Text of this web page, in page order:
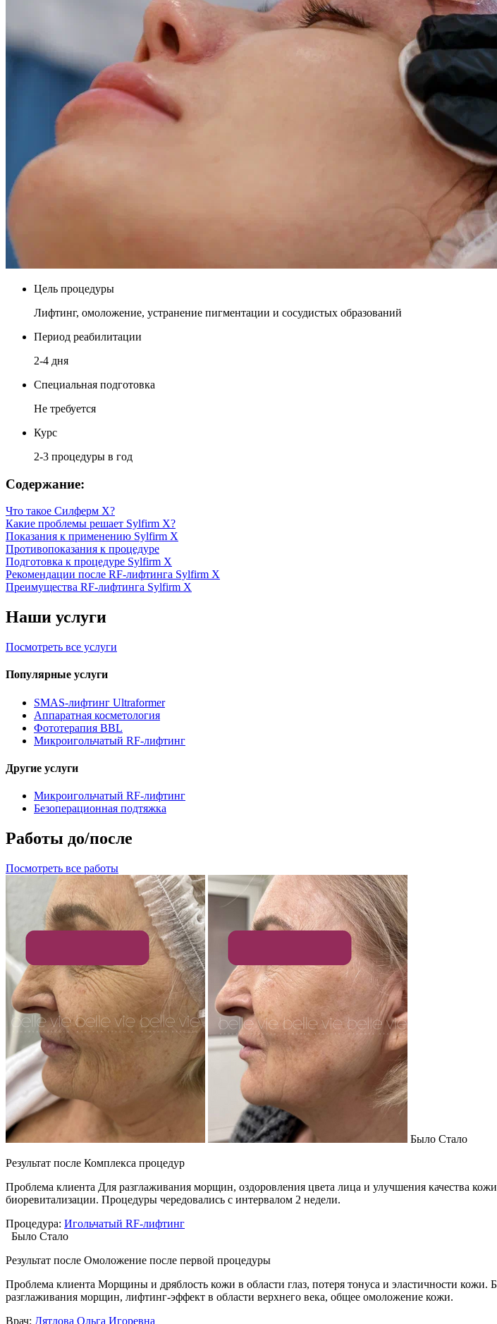
Цель процедуры
Лифтинг, омоложение, устранение пигментации и сосудистых образований
Период реабилитации
2-4 дня
Специальная подготовка
Не требуется
Курс
2-3 процедуры в год
Содержание:
Что такое Силферм Х?
Какие проблемы решает Sylfirm X?
Показания к применению Sylfirm X
Противопоказания к процедуре
Подготовка к процедуре Sylfirm X
Рекомендации после RF-лифтинга Sylfirm X
Преимущества RF-лифтинга Sylfirm X
Наши услуги
Посмотреть все услуги
Популярные услуги
SMAS-лифтинг Ultraformer
Аппаратная косметология
Фототерапия BBL
Микроигольчатый RF-лифтинг
Другие услуги
Микроигольчатый RF-лифтинг
Безоперационная подтяжка
Работы до/после
Посмотреть все работы
Было Стало
Результат после Комплекса процедур
Проблема клиента Для разглаживания морщин, оздоровления цвета лица и улучшения качества
биоревитализации. Процедуры чередовались с интервалом 2 недели.
Процедура: Игольчатый RF-лифтинг
Было Стало
Результат после Омоложение после первой процедуры
Проблема клиента Морщины и дряблость кожи в области глаз, потеря тонуса и эластичности
разглаживания морщин, лифтинг-эффект в области верхнего века, общее омоложение кожи.
Врач: Дятлова Ольга Игоревна